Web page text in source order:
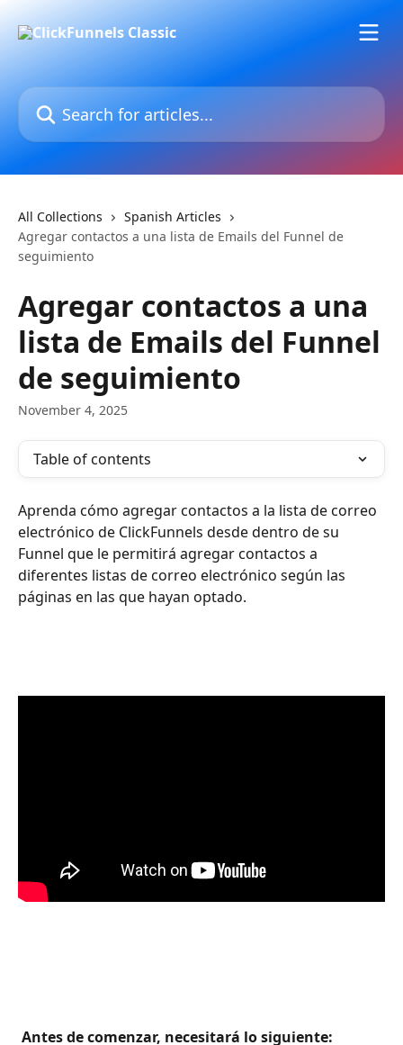
Search for articles...
All Collections
Spanish Articles
Agregar contactos a una lista de Emails del Funnel de
seguimiento
Agregar contactos a una
lista de Emails del Funnel
de seguimiento
November 4, 2025
Table of contents
Aprenda cómo agregar contactos a la lista de correo
electrónico de ClickFunnels desde dentro de su
Funnel que le permitirá agregar contactos a
diferentes listas de correo electrónico según las
páginas en las que hayan optado.
Antes de comenzar, necesitará lo siguiente: